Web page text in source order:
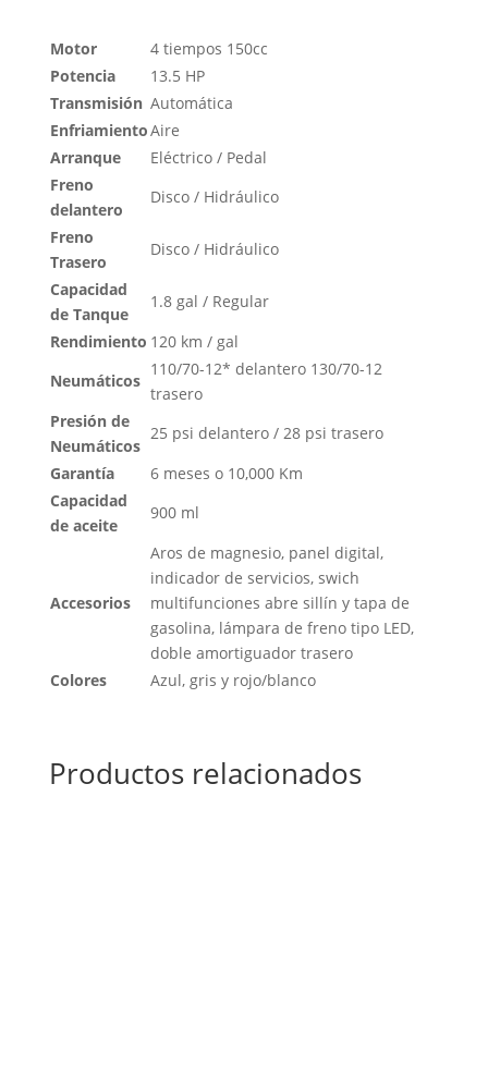
Motor
4 tiempos 150cc
Potencia
13.5 HP
Transmisión Automática
EnfriamientoAire
Arranque
Eléctrico / Pedal
Freno
delantero
Disco / Hidráulico
Freno
Trasero
Disco / Hidráulico
Capacidad
de Tanque
1.8 gal / Regular
Rendimiento 120 km / gal
Neumáticos
110/70-12* delantero 130/70-12
trasero
Presión de
Neumáticos
25 psi delantero / 28 psi trasero
Garantía
6 meses o 10,000 Km
Capacidad
de aceite
900 ml
Accesorios
Aros de magnesio, panel digital,
indicador de servicios, swich
multifunciones abre sillín y tapa de
gasolina, lámpara de freno tipo LED,
doble amortiguador trasero
Colores
Azul, gris y rojo/blanco
Productos relacionados